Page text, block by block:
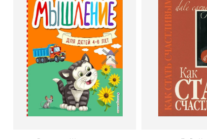
Мышление
Автор
Светлана Шкляревская
Издательство
Эксмодетство
В корзину
Как стать
Автор
Издательство
В